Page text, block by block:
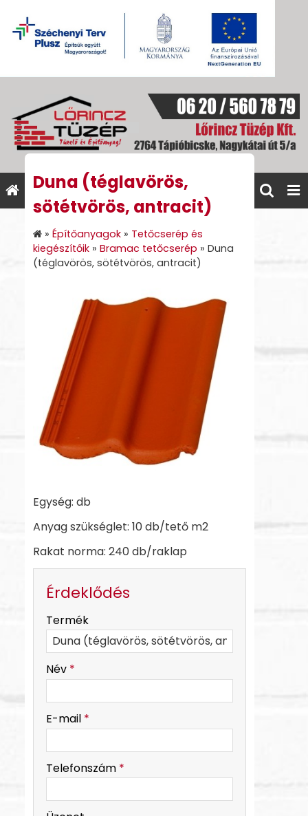
Duna (téglavörös,
sötétvörös, antracit)
» Építőanyagok » Tetőcserép és
kiegészítőik » Bramac tetőcserép » Duna
(téglavörös, sötétvörös, antracit)
Egység: db
Anyag szükséglet: 10 db/tető m2
Rakat norma: 240 db/raklap
Érdeklődés
-
Termék
Név *
E-mail *
Telefonszám *